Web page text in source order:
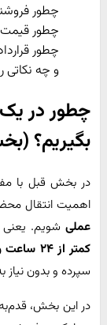
چطور
چطور
چطور
و چه نکاتی
چطور در
بگیریم؟
در بخش قبل با
اهمیت انتقال
عملی شویم. یعنی
کمتر از ۲۴ ساعت وام فوری دریافت کند
سپرده و بدون نیاز
در این بخش،